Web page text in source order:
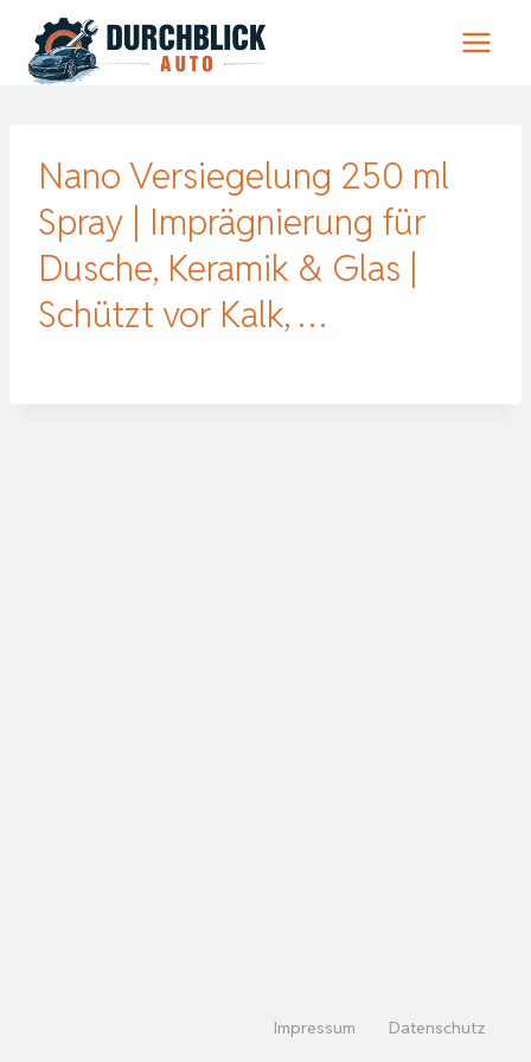
Inhalt
springen
Nano Versiegelung 250 ml
Spray | Imprägnierung für
Dusche, Keramik & Glas |
Schützt vor Kalk, …
Impressum Datenschutz